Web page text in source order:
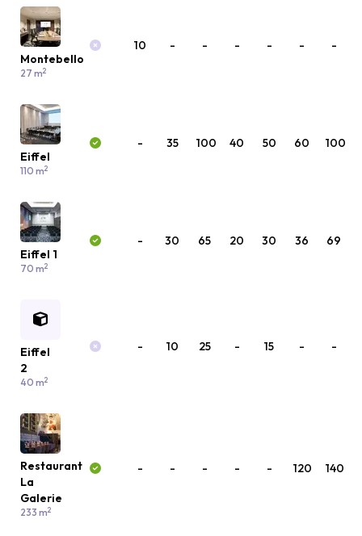
Montebello
27 m2
10 - - - - - -
Eiffel
110 m2
- 35 100 40 50 60 100
Eiffel 1
70 m2
- 30 65 20 30 36 69
Eiffel
2
40 m2
- 10 25 - 15 - -
Restaurant
La
Galerie
233 m2
- - - - - 120 140